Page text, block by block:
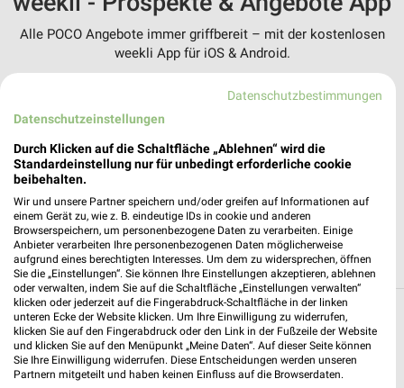
Alle POCO Angebote immer griffbereit – mit der kostenlosen
weekli App für iOS & Android.
Standortgenaue Angebote
✔Push-Benachrichtigungen bei neuen Prospekten
✔Einkaufsliste - Einkauf stressfrei planen
Filialen in der Umgebung
3 Filialen
Datenschutzbestimmungen
Datenschutzeinstellungen
Durch Klicken auf die Schaltfläche „Ablehnen“ wird die
Standardeinstellung nur für unbedingt erforderliche cookie
beibehalten.
Wir und unsere Partner speichern und/oder greifen auf Informationen auf
einem Gerät zu, wie z. B. eindeutige IDs in cookie und anderen
Browserspeichern, um personenbezogene Daten zu verarbeiten. Einige
Anbieter verarbeiten Ihre personenbezogenen Daten möglicherweise
aufgrund eines berechtigten Interesses. Um dem zu widersprechen, öffnen
Sie die „Einstellungen“. Sie können Ihre Einstellungen akzeptieren, ablehnen
oder verwalten, indem Sie auf die Schaltfläche „Einstellungen verwalten“
klicken oder jederzeit auf die Fingerabdruck-Schaltfläche in der linken
unteren Ecke der Website klicken. Um Ihre Einwilligung zu widerrufen,
klicken Sie auf den Fingerabdruck oder den Link in der Fußzeile der Website
und klicken Sie auf den Menüpunkt „Meine Daten“. Auf dieser Seite können
Sie Ihre Einwilligung widerrufen. Diese Entscheidungen werden unseren
Partnern mitgeteilt und haben keinen Einfluss auf die Browserdaten.